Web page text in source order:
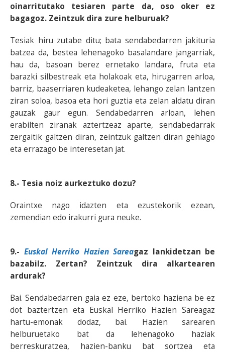
oinarritutako tesiaren parte da, oso oker ez
bagagoz. Zeintzuk dira zure helburuak?
Tesiak hiru zutabe ditu; bata sendabedarren jakituria
batzea da, bestea lehenagoko basalandare jangarriak,
hau da, basoan berez ernetako landara, fruta eta
barazki silbestreak eta holakoak eta, hirugarren arloa,
barriz, baaserriaren kudeaketea, lehango zelan lantzen
ziran soloa, basoa eta hori guztia eta zelan aldatu diran
gauzak gaur egun. Sendabedarren arloan, lehen
erabilten ziranak aztertzeaz aparte, sendabedarrak
zergaitik galtzen diran, zeintzuk galtzen diran gehiago
eta errazago be interesetan jat.
8.- Tesia noiz aurkeztuko dozu?
Oraintxe nago idazten eta ezustekorik ezean,
zemendian edo irakurri gura neuke.
9.- Euskal Herriko Hazien Sareagaz lankidetzan be
bazabilz. Zertan? Zeintzuk dira alkartearen
ardurak?
Bai. Sendabedarren gaia ez eze, bertoko haziena be ez
dot baztertzen eta Euskal Herriko Hazien Sareagaz
hartu-emonak dodaz, bai. Hazien sarearen
helburuetako bat da lehenagoko haziak
berreskuratzea, hazien-banku bat sortzea eta